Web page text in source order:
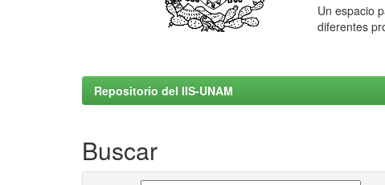
Un espacio
diferentes
Repositorio del IIS-UNAM
Buscar